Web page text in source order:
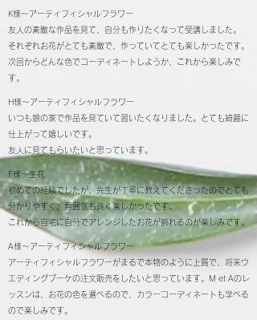
K様～アーティフィシャルフラワー
友人の素敵な作品を見て、自分も作りたくなって受講しました。
それぞれお花がとても素敵で、作っていてとても楽しかったです。
次回からどんな色でコーディネートしようか、これから楽しみで
す。
H様～アーティフィシャルフラワー
いつも娘の家で作品を見ていて習いたくなりました。とても綺麗に
仕上がって嬉しいです。
友人に見てもらいたいと思っています。
F様～生花
初めての経験でしたが、先生が丁寧に教えてくださったのでとても
分かりやすく、雰囲気も良く楽しかったです。
これから自宅に自分でアレンジしたお花が飾れるのが楽しみです。
A様～アーティフィシャルフラワー
アーティフィシャルフラワーがまるで本物のように上質で、将来ウ
エディングブーケの注文販売をしたいと思っています。M et Aのレ
ッスンは、お花の色を選べるので、カラーコーディネートも学べる
ので楽しみです。